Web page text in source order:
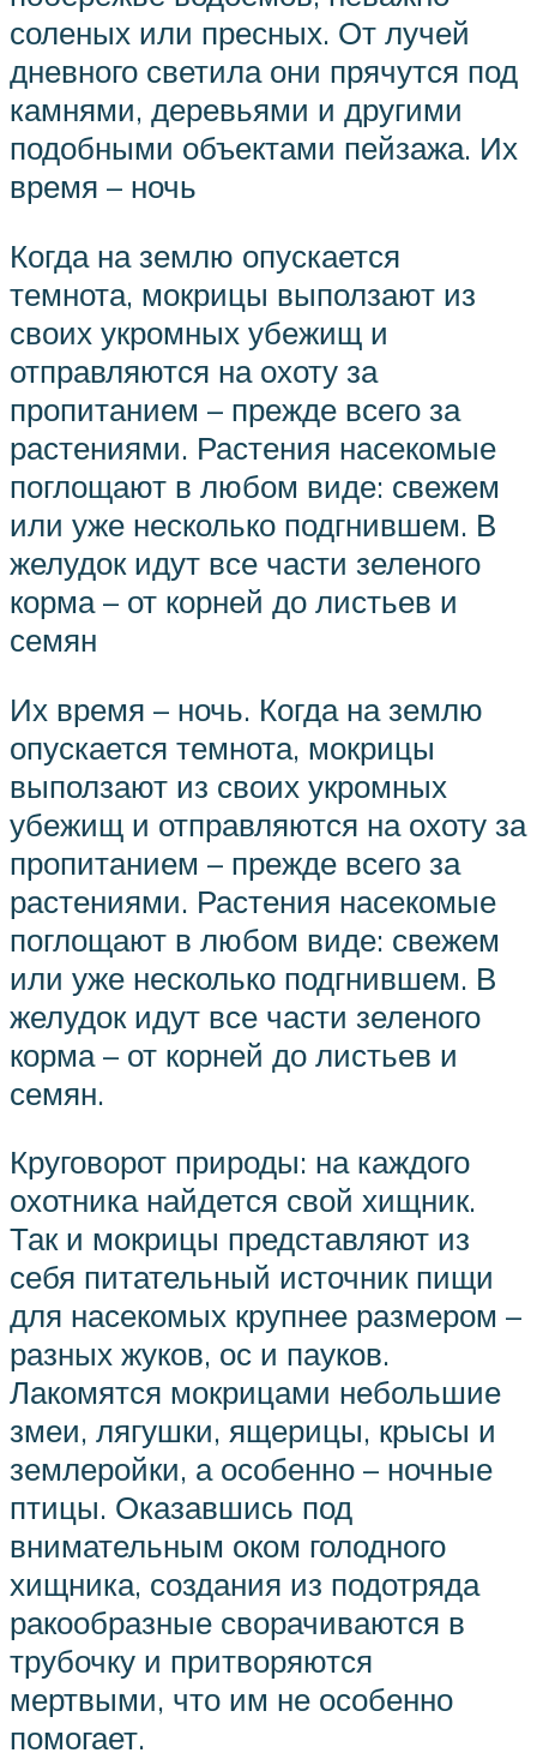
соленых или пресных. От лучей
дневного светила они прячутся под
камнями, деревьями и другими
подобными объектами пейзажа. Их
время – ночь
Когда на землю опускается
темнота, мокрицы выползают из
своих укромных убежищ и
отправляются на охоту за
пропитанием – прежде всего за
растениями. Растения насекомые
поглощают в любом виде: свежем
или уже несколько подгнившем. В
желудок идут все части зеленого
корма – от корней до листьев и
семян
Их время – ночь. Когда на землю
опускается темнота, мокрицы
выползают из своих укромных
убежищ и отправляются на охоту за
пропитанием – прежде всего за
растениями. Растения насекомые
поглощают в любом виде: свежем
или уже несколько подгнившем. В
желудок идут все части зеленого
корма – от корней до листьев и
семян.
Круговорот природы: на каждого
охотника найдется свой хищник.
Так и мокрицы представляют из
себя питательный источник пищи
для насекомых крупнее размером –
разных жуков, ос и пауков.
Лакомятся мокрицами небольшие
змеи, лягушки, ящерицы, крысы и
землеройки, а особенно – ночные
птицы. Оказавшись под
внимательным оком голодного
хищника, создания из подотряда
ракообразные сворачиваются в
трубочку и притворяются
мертвыми, что им не особенно
помогает.